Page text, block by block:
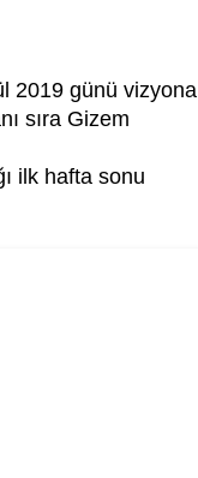
2019 günü vizyona
sıra Gizem
ilk hafta sonu